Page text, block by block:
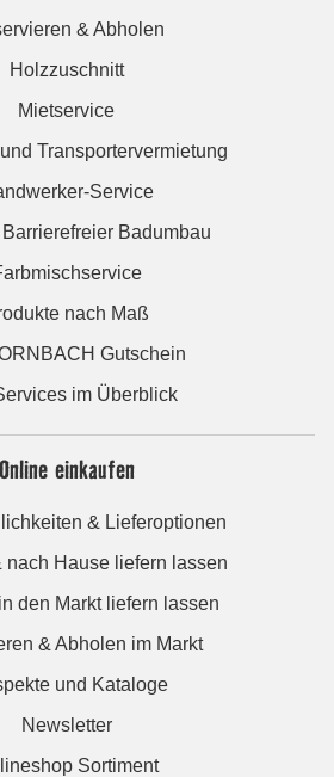
& Abholen
Holzzuschnitt
Mietservice
Transportervermietung
Service
Badumbau
nach Maß
Gutschein
im Überblick
Online einkaufen
& Lieferoptionen
nach Hause liefern lassen
den Markt liefern lassen
& Abholen im Markt
und Kataloge
Newsletter
Sortiment